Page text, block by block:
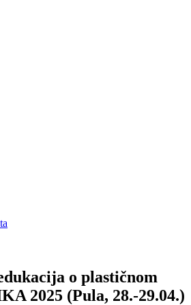
o plastičnom
2025 (Pula, 28.-29.04.)